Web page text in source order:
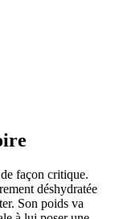
façon critique.
déshydratée
Son poids va